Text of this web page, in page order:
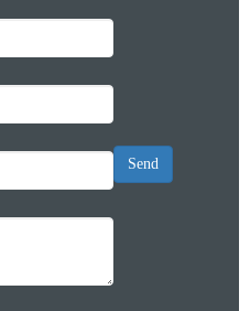
Send